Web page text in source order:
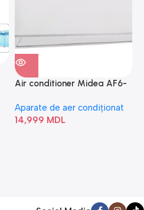
Air conditioner Midea AF6-
Aparate de aer condiționat
14,999 MDL